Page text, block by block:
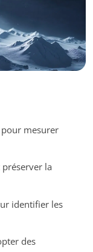
mesurer
la
identifier les
des